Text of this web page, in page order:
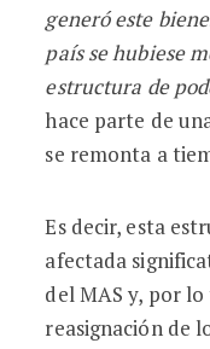
generó este
país se hubiese
estructura de
hace parte de
se remonta a
Es decir, esta
afectada
del MAS y, por
reasignación de